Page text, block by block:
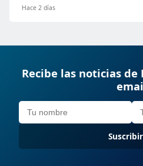
Hace 2 días
Recibe las noticias